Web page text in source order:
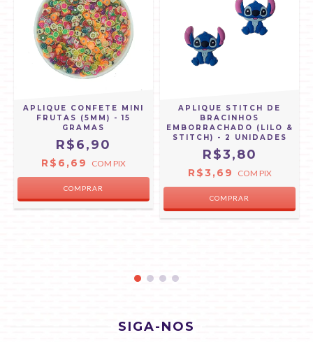
APLIQUE CONFETE MINI
FRUTAS (5MM) - 15
GRAMAS
R$6,90
R$6,69 COM PIX
APLIQUE STITCH DE
BRACINHOS
EMBORRACHADO (LILO &
STITCH) - 2 UNIDADES
R$3,80
R$3,69 COM PIX
SIGA-NOS